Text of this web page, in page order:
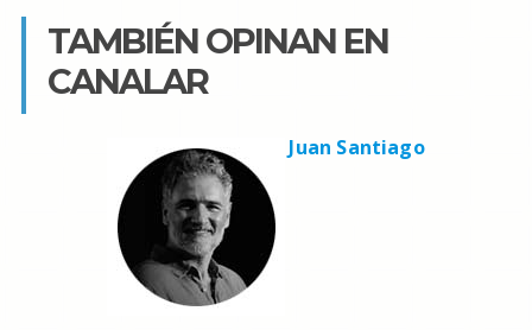
TAMBIÉN OPINAN EN
CANALAR
Juan Santiago